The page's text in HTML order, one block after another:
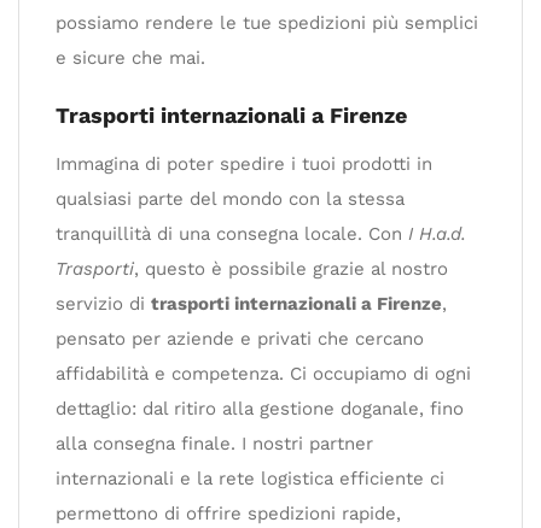
possiamo rendere le tue spedizioni più semplici
e sicure che mai.
Trasporti internazionali a Firenze
Immagina di poter spedire i tuoi prodotti in
qualsiasi parte del mondo con la stessa
tranquillità di una consegna locale. Con I H.a.d.
Trasporti, questo è possibile grazie al nostro
servizio di trasporti internazionali a Firenze,
pensato per aziende e privati che cercano
affidabilità e competenza. Ci occupiamo di ogni
dettaglio: dal ritiro alla gestione doganale, fino
alla consegna finale. I nostri partner
internazionali e la rete logistica efficiente ci
permettono di offrire spedizioni rapide,